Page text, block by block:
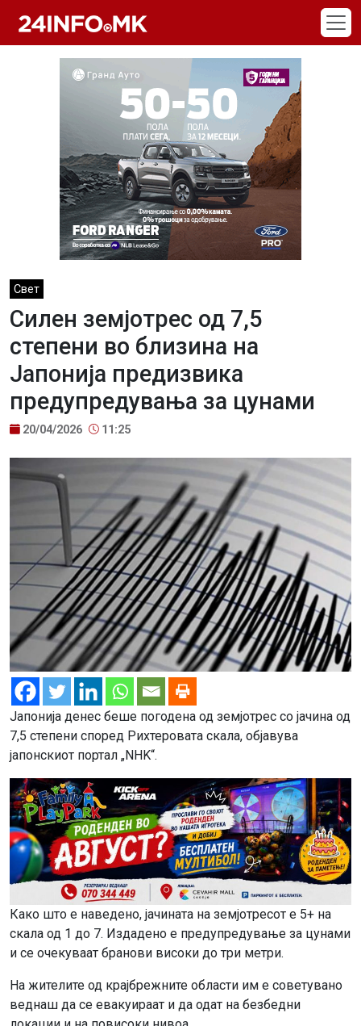
Свет
Силен земјотрес од 7,5
степени во близина на
Јапонија предизвика
предупредувања за цунами
20/04/2026 11:25
Јапонија денес беше погодена од земјотрес со јачина од
7,5 степени според Рихтеровата скала, објавува
јапонскиот портал „NHK“.
Како што е наведено, јачината на земјотресот е 5+ на
скала од 1 до 7. Издадено е предупредување за цунами
и се очекуваат бранови високи до три метри.
На жителите од крајбрежните области им е советувано
веднаш да се евакуираат и да одат на безбедни